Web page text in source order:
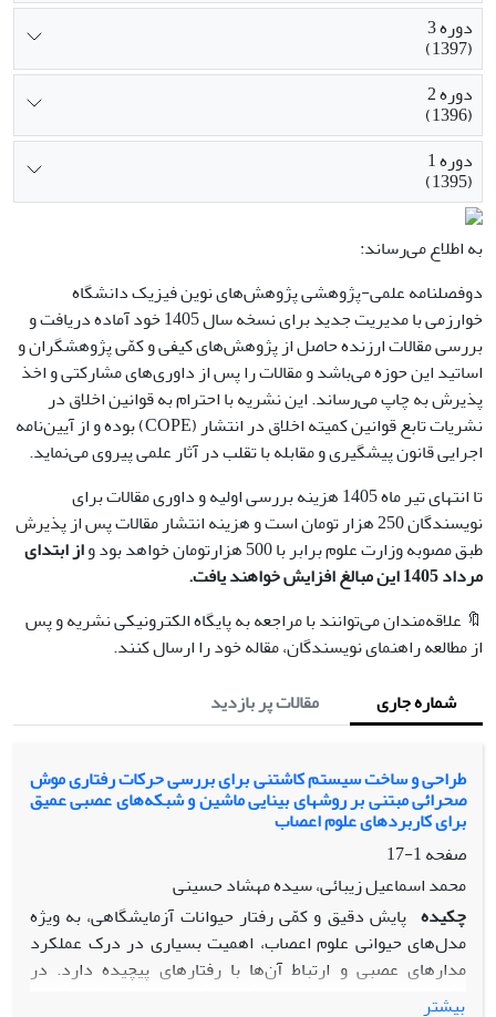
دوره 3
(1397)
دوره 2
(1396)
دوره 1
(1395)
به اطلاع می‌رساند:
دوفصلنامه علمی-پژوهشی پژوهش‌های نوین فیزیک دانشگاه
خوارزمی با مدیریت جدید برای نسخه سال 1405 خود آماده دریافت و
بررسی مقالات ارزنده حاصل از پژوهش‌­های کیفی و کمّی پژوهشگران و
اساتید این حوزه می‌باشد و مقالات را پس از داوری‌های مشارکتی و اخذ
پذیرش به چاپ می‌رساند. این نشریه با احترام به قوانین اخلاق در
نشریات تابع قوانین کمیته اخلاق در انتشار (COPE) بوده و از آیین‌نامه
اجرایی قانون پیشگیری و مقابله با تقلب در آثار علمی پیروی می‌نماید.
تا انتهای تیر ماه 1405 هزینه بررسی اولیه و داوری مقالات برای
نویسندگان 250 هزار تومان است و هزینه انتشار مقالات پس از پذیرش
طبق مصوبه وزارت علوم برابر با 500 هزارتومان خواهد بود و
از ابتدای
مرداد 1405 این مبالغ افزایش خواهند یافت.
🔖 علاقه‌مندان می‌توانند با مراجعه به پایگاه الکترونیکی نشریه و پس
از مطالعه راهنمای نویسندگان، مقاله خود را ارسال کنند.
شماره جاری
مقالات پر بازدید
طراحی و ساخت سیستم کاشتنی برای بررسی حرکات رفتاری موش
صحرائی مبتنی بر روشهای بینایی ماشین و شبکه‌های عصبی عمیق
برای کاربردهای علوم اعصاب
صفحه1-17
محمد اسماعیل زیبائی، سیده مهشاد حسینی
چکیده پایش دقیق و کمّی رفتار حیوانات آزمایشگاهی، به ویژه
مدل‌های حیوانی علوم اعصاب، اهمیت بسیاری در درک عملکرد
مدارهای عصبی و ارتباط آن‌ها با رفتارهای پیچیده دارد. در
رفتارشناسی محاسباتی، با هدف خودکارسازی، افزایش دقت و
بیشتر